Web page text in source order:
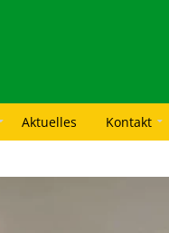
Aktuelles Kontakt